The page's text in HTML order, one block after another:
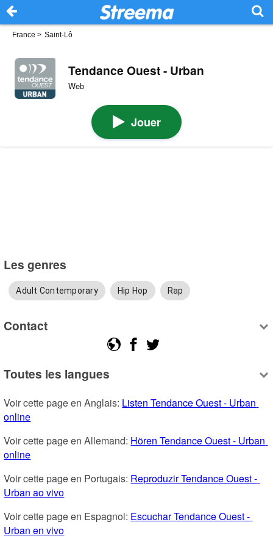
France > Saint-Lô
Tendance Ouest - Urban
Web
Jouer
Les genres
Adult Contemporary Hip Hop Rap
Contact
Toutes les langues
Voir cette page en Anglais: Listen Tendance Ouest - Urban
online
Voir cette page en Allemand: Hören Tendance Ouest - Urban
online
Voir cette page en Portugais: Reproduzir Tendance Ouest -
Urban ao vivo
Voir cette page en Espagnol: Escuchar Tendance Ouest -
Urban en vivo